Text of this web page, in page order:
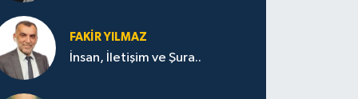
FAKIR YILMAZ
İnsan, İletişim ve Şura..